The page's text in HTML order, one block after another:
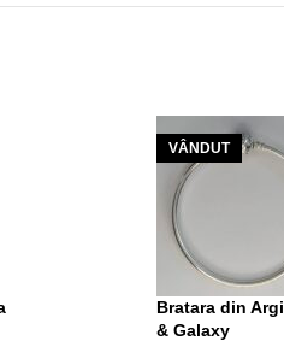
VÂNDUT
Bratara din
& Galaxy